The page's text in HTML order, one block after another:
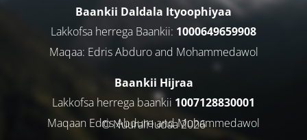
Baankii Daldala Ityoophiyaa
Lakkofsa herrega Baankii: 1000649659908
Maqaa: Edris Abduro and Mohammedawol
Baankii Hijraa
Lakkofsa herrega baankii 1007128830001
Maqaan Edris Abduro and Muhammedawol
© NuuralHudaa 2026